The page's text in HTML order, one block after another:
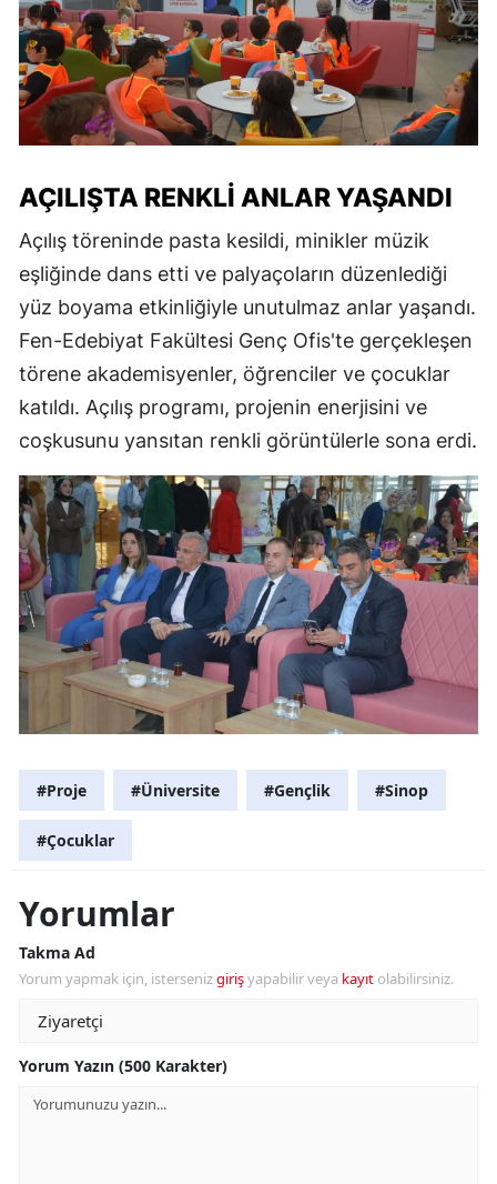
AÇILIŞTA RENKLI ANLAR YAŞANDI
Açılış töreninde pasta kesildi, minikler müzik
eşliğinde dans etti ve palyaçoların düzenlediği
yüz boyama etkinliğiyle unutulmaz anlar yaşandı.
Fen-Edebiyat Fakültesi Genç Ofis'te gerçekleşen
törene akademisyenler, öğrenciler ve çocuklar
katıldı. Açılış programı, projenin enerjisini ve
coşkusunu yansıtan renkli görüntülerle sona erdi.
#Proje #Üniversite #Gençlik #Sinop
#Çocuklar
Yorumlar
Takma Ad
Yorum yapmak için, istersenizgirişyapabilir veya kayıt olabilirsiniz.
Yorum Yazın (500 Karakter)